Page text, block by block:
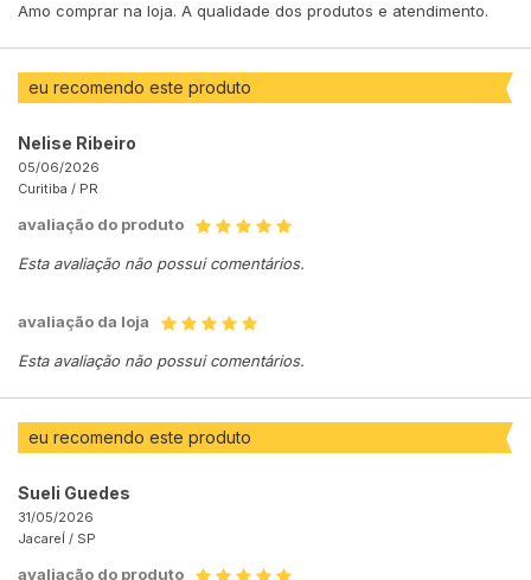
Amo comprar na loja. A qualidade dos produtos e atendimento.
eu recomendo este produto
Nelise Ribeiro
05/06/2026
Curitiba / PR
avaliação do produto
Esta avaliação não possui comentários.
avaliação da loja
Esta avaliação não possui comentários.
eu recomendo este produto
Sueli Guedes
31/05/2026
JacareÍ / SP
avaliação do produto